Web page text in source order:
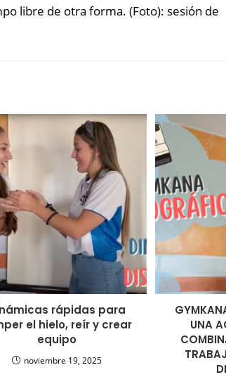
libre de otra forma. (Foto): sesión de
rápidas para
el hielo, reír y crear
equipo
noviembre 19, 2025
UNA